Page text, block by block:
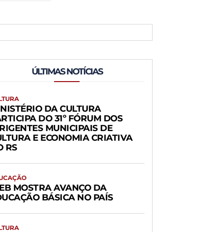
ÚLTIMAS NOTÍCIAS
DA CULTURA
DO 31º FÓRUM DOS
MUNICIPAIS DE
E ECONOMIA CRIATIVA
RS
MOSTRA AVANÇO DA
BÁSICA NO PAÍS